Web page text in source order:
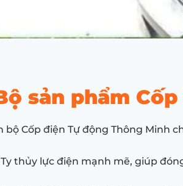
sản phẩm
bộ Cốp điện Tự động Thông Minh
thủy lực điện mạnh mẽ, giúp